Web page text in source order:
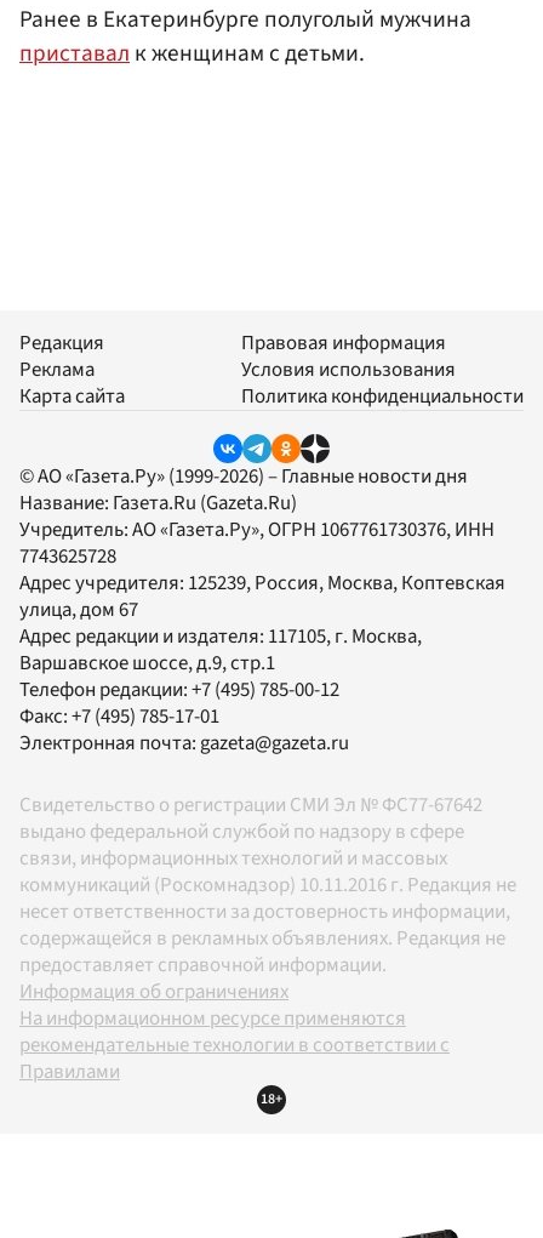
Ранее в Екатеринбурге полуголый мужчина
приставалк женщинам с детьми.
Редакция
Реклама
Карта сайта
Правовая информация
Условия использования
Политика конфиденциальности
© АО «Газета.Ру» (1999-2026) – Главные новости дня
Название: Газета.Ru (Gazeta.Ru)
Учредитель:АО «Газета.Ру», ОГРН 1067761730376, ИНН
7743625728
Адрес учредителя: 125239, Россия, Москва, Коптевская
улица, дом 67
Адрес редакции и издателя: 117105, г. Москва,
Варшавское шоссе, д.9, стр.1
Телефон редакции:+7 (495) 785-00-12
Факс:+7 (495) 785-17-01
Электронная почта:gazeta@gazeta.ru
Свидетельство о регистрации СМИ Эл № ФС77-67642
выдано федеральной службой по надзору в сфере
связи, информационных технологий и массовых
коммуникаций (Роскомнадзор) 10.11.2016 г. Редакция не
несет ответственности за достоверность информации,
содержащейся в рекламных объявлениях. Редакция не
предоставляет справочной информации.
Информация об ограничениях
На информационном ресурсе применяются
рекомендательные технологии в соответствии с
Правилами
18+